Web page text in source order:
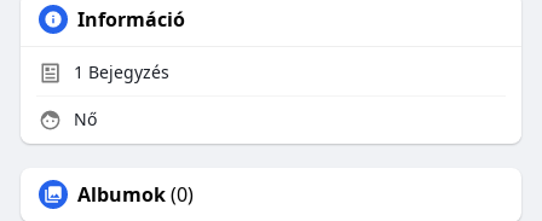
Információ
1 Bejegyzés
Nő
Albumok(0)